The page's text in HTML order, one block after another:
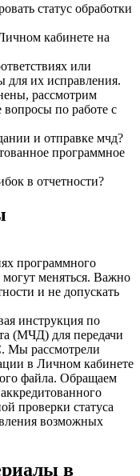
статус обработки
кабинете на
или
для их исправления.
рассмотрим
по работе с
и отправке мчд?
программное
в отчетности?
программного
меняться. Важно
и не допускать
инструкция по
(МЧД) для передачи
Мы рассмотрели
в Личном кабинете
файла. Обращаем
проверки статуса
возможных
в